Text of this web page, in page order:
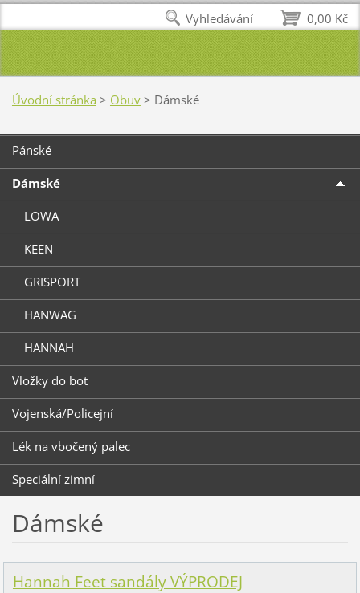
Úvodní stránka > Obuv > Dámské
Pánské
Dámské
LOWA
KEEN
GRISPORT
HANWAG
HANNAH
Vložky do bot
Vojenská/Policejní
Lék na vbočený palec
Speciální zimní
Dámské
Hannah Feet sandály VÝPRODEJ
0,00 Kč
Vyhledávání